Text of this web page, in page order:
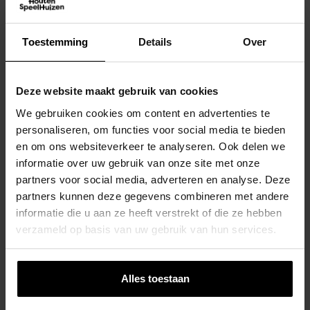
Toestemming Details Over
Deze website maakt gebruik van cookies
We gebruiken cookies om content en advertenties te
personaliseren, om functies voor social media te bieden
en om ons websiteverkeer te analyseren. Ook delen we
informatie over uw gebruik van onze site met onze
partners voor social media, adverteren en analyse. Deze
partners kunnen deze gegevens combineren met andere
informatie die u aan ze heeft verstrekt of die ze hebben
verzameld op basis van uw gebruik van hun services.
Alles toestaan